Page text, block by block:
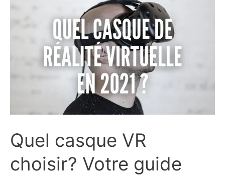
Ready:
sélection
2021
Quel casque VR
choisir? Votre guide